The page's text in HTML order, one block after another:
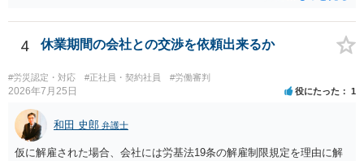
ものの、重い懲戒処分の対象には十分なり得ます。 名誉や評価の回復
については、会社側に「部下の不正行為による情報漏洩」と正式に認
定させ、誤認した他部署への適切なフォローや周知を求めるのが有効
です。 あるいは、懲戒があったことを社内で周知される手続があるの
ならば、それにより軽微ながら回復はできるかもしれません。 さらに
個人としても、相手に対してプライバシー侵害等に基づく損害賠償
（慰謝料）を請求する選択肢がありえます（ただし、金額は多額にな
らない可能性があります。）。
4 休業期間の会社との交渉を依頼出来るか
#労災認定・対応 #正社員・契約社員 #労働審判
2026年7月25日 役にたった 1
和田 史郎 弁護士
仮に解雇された場合、会社には労基法19条の解雇制限規定を理由に解